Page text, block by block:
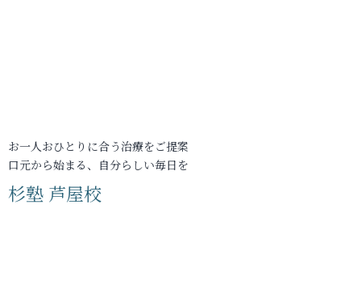
お一人おひとりに合う治療をご提案
口元から始まる、自分らしい毎日を
杉塾 芦屋校